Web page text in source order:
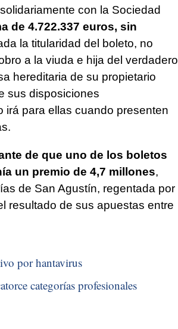
con la Sociedad
de 4.722.337 euros, sin
la titularidad del boleto, no
a la viuda e hija del verdadero
hereditaria de su propietario
sus disposiciones
irá para ellas cuando presenten
de que uno de los boletos
un premio de 4,7 millones,
de San Agustín, regentada por
resultado de sus apuestas entre
por hantavirus
categorías profesionales